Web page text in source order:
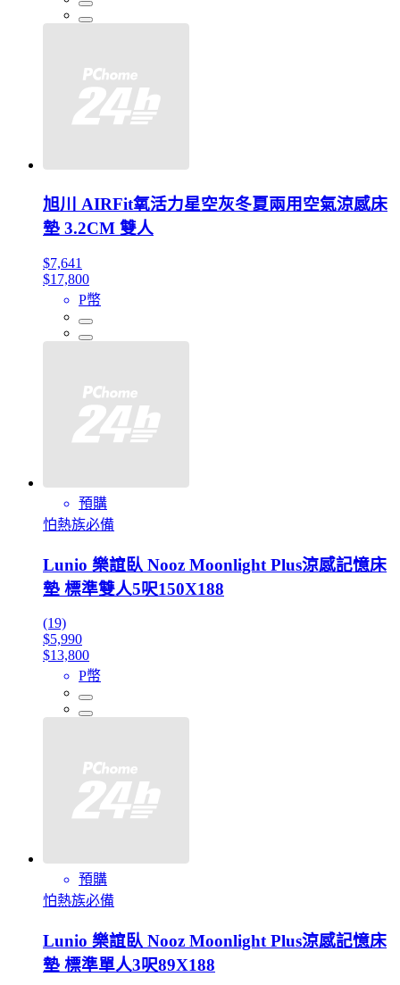
旭川 AIRFit氧活力星空灰冬夏兩用空氣涼感床
墊 3.2CM 雙人
$7,641
$17,800
P幣
預購
怕熱族必備
Lunio 樂誼臥 Nooz Moonlight Plus涼感記憶床
墊 標準雙人5呎150X188
(19)
$5,990
$13,800
P幣
預購
怕熱族必備
Lunio 樂誼臥 Nooz Moonlight Plus涼感記憶床
墊 標準單人3呎89X188